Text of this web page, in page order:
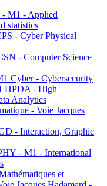
M1 - Applied
statistics
- Cyber Physical
- Computer Science
Cyber - Cybersecurity
HPDA - High
Analytics
- Voie Jacques
- Interaction, Graphic
- M1 - International
et